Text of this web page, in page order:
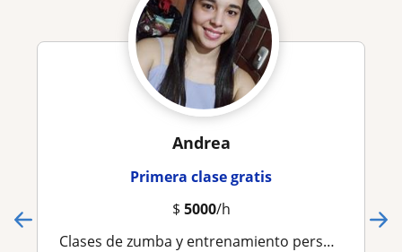
Andrea
Primera clase gratis
$ 5000/h
Clases de zumba y entrenamiento personalizado